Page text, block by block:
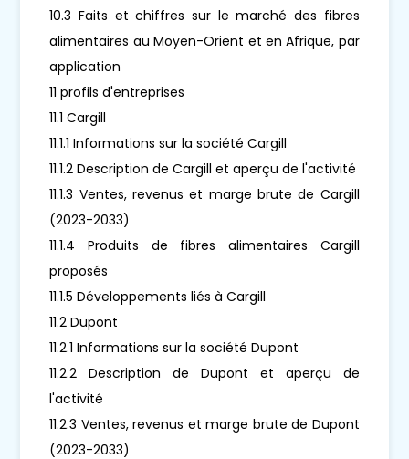
10.3 Faits et chiffres sur le marché des fibres
alimentaires au Moyen-Orient et en Afrique, par
application
11 profils d'entreprises
11.1 Cargill
11.1.1 Informations sur la société Cargill
11.1.2 Description de Cargill et aperçu de l'activité
11.1.3 Ventes, revenus et marge brute de Cargill
(2023-2033)
11.1.4 Produits de fibres alimentaires Cargill
proposés
11.1.5 Développements liés à Cargill
11.2 Dupont
11.2.1 Informations sur la société Dupont
11.2.2 Description de Dupont et aperçu de
l'activité
11.2.3 Ventes, revenus et marge brute de Dupont
(2023-2033)